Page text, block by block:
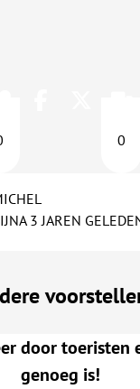
0
3 JAREN
door toeristen
genoeg is!